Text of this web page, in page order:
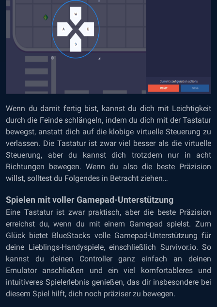
Wenn du damit fertig bist, kannst du dich mit Leichtigkeit
durch die Feinde schlängeln, indem du dich mit der Tastatur
bewegst, anstatt dich auf die klobige virtuelle Steuerung zu
verlassen. Die Tastatur ist zwar viel besser als die virtuelle
Steuerung, aber du kannst dich trotzdem nur in acht
Richtungen bewegen. Wenn du also die beste Präzision
willst, solltest du Folgendes in Betracht ziehen…
Spielen mit voller Gamepad-Unterstützung
Eine Tastatur ist zwar praktisch, aber die beste Präzision
erreichst du, wenn du mit einem Gamepad spielst. Zum
Glück bietet BlueStacks volle Gamepad-Unterstützung für
deine Lieblings-Handyspiele, einschließlich Survivor.io. So
kannst du deinen Controller ganz einfach an deinen
Emulator anschließen und ein viel komfortableres und
intuitiveres Spielerlebnis genießen, das dir insbesondere bei
diesem Spiel hilft, dich noch präziser zu bewegen.